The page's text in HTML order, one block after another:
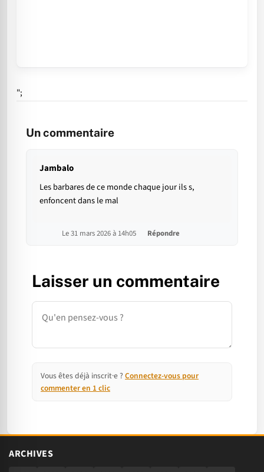
";
Un commentaire
Jambalo
Les barbares de ce monde chaque jour ils s,
enfoncent dans le mal
Le 31 mars 2026 à 14h05 Répondre
Laisser un commentaire
Commentaire
Vous êtes déjà inscrit·e ? Connectez-vous pour
commenter en 1 clic
ARCHIVES